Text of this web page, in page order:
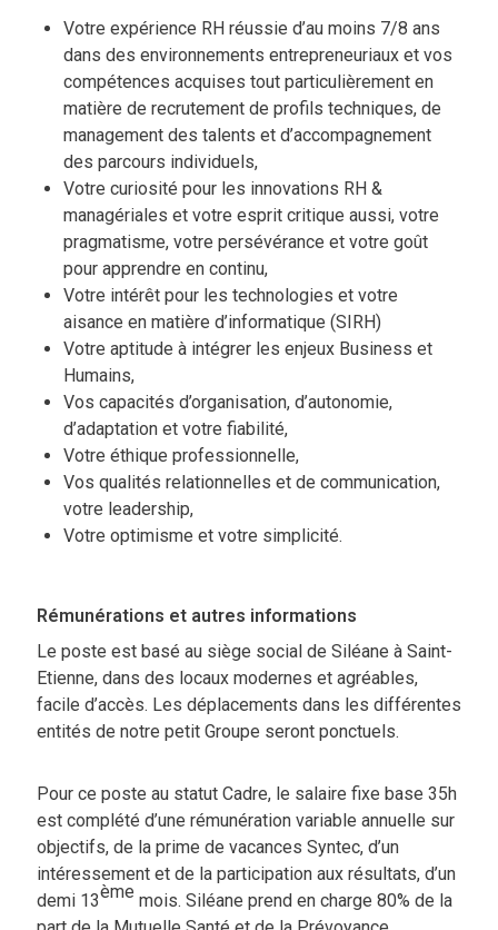
Votre expérience RH réussie d’au moins 7/8 ans
dans des environnements entrepreneuriaux et vos
compétences acquises tout particulièrement en
matière de recrutement de profils techniques, de
management des talents et d’accompagnement
des parcours individuels,
Votre curiosité pour les innovations RH &
managériales et votre esprit critique aussi, votre
pragmatisme, votre persévérance et votre goût
pour apprendre en continu,
Votre intérêt pour les technologies et votre
aisance en matière d’informatique (SIRH)
Votre aptitude à intégrer les enjeux Business et
Humains,
Vos capacités d’organisation, d’autonomie,
d’adaptation et votre fiabilité,
Votre éthique professionnelle,
Vos qualités relationnelles et de communication,
votre leadership,
Votre optimisme et votre simplicité.
Rémunérations et autres informations
Le poste est basé au siège social de Siléane à Saint-
Etienne, dans des locaux modernes et agréables,
facile d’accès. Les déplacements dans les différentes
entités de notre petit Groupe seront ponctuels.
Pour ce poste au statut Cadre, le salaire fixe base 35h
est complété d’une rémunération variable annuelle sur
objectifs, de la prime de vacances Syntec, d’un
intéressement et de la participation aux résultats, d’un
demi 13ème mois. Siléane prend en charge 80% de la